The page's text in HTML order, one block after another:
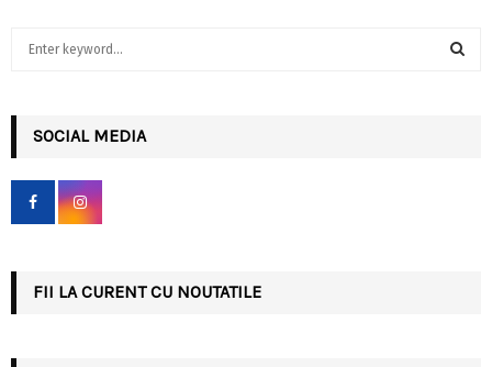
h
f
r
SOCIAL MEDIA
FII LA CURENT CU NOUTATILE